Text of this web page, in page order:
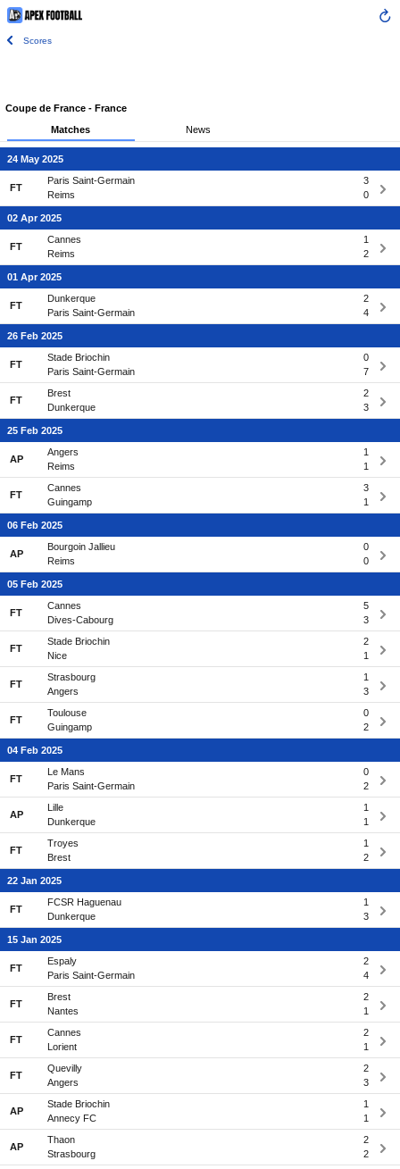
Scores
Coupe de France - France
Matches
News
24 May 2025
FT
Paris Saint-Germain
3
Reims
0
02 Apr 2025
FT
Cannes
1
Reims
2
01 Apr 2025
FT
Dunkerque
2
Paris Saint-Germain
4
26 Feb 2025
FT
Stade Briochin
0
Paris Saint-Germain
7
FT
Brest
2
Dunkerque
3
25 Feb 2025
AP
Angers
1
Reims
1
FT
Cannes
3
Guingamp
1
06 Feb 2025
AP
Bourgoin Jallieu
0
Reims
0
05 Feb 2025
FT
Cannes
5
Dives-Cabourg
3
FT
Stade Briochin
2
Nice
1
FT
Strasbourg
1
Angers
3
FT
Toulouse
0
Guingamp
2
04 Feb 2025
FT
Le Mans
0
Paris Saint-Germain
2
AP
Lille
1
Dunkerque
1
FT
Troyes
1
Brest
2
22 Jan 2025
FT
FCSR Haguenau
1
Dunkerque
3
15 Jan 2025
FT
Espaly
2
Paris Saint-Germain
4
FT
Brest
2
Nantes
1
FT
Cannes
2
Lorient
1
FT
Quevilly
2
Angers
3
AP
Stade Briochin
1
Annecy FC
1
AP
Thaon
2
Strasbourg
2